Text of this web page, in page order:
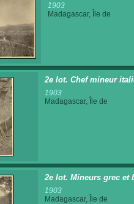
1903
Madagascar, Île de
2e lot. Chef mineur
1903
Madagascar, Île de
2e lot. Mineurs grec et
1903
Madagascar, Île de